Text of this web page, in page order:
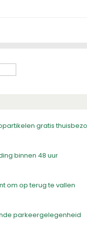
gratis
binnen 48 uur
om op terug te vallen
parkeergelegenheid